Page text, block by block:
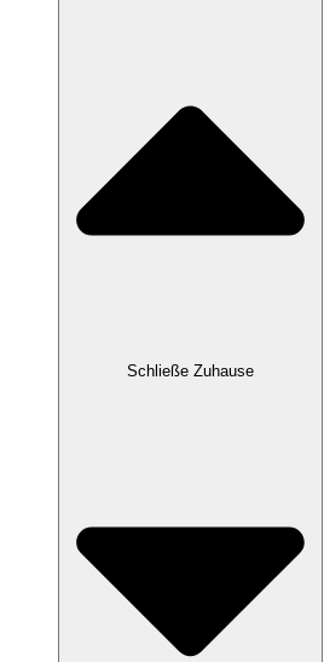
Schließe Zuhause